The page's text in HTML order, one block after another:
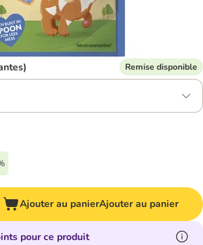
Remise disponible
Ajouter au panierAjouter au panier
pour ce produit